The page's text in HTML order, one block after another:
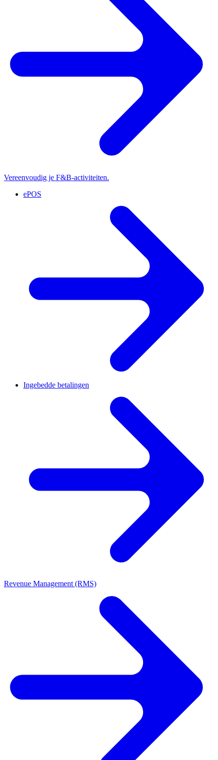
Vereenvoudig je F&B-activiteiten.
ePOS
Ingebedde betalingen
Revenue Management (RMS)